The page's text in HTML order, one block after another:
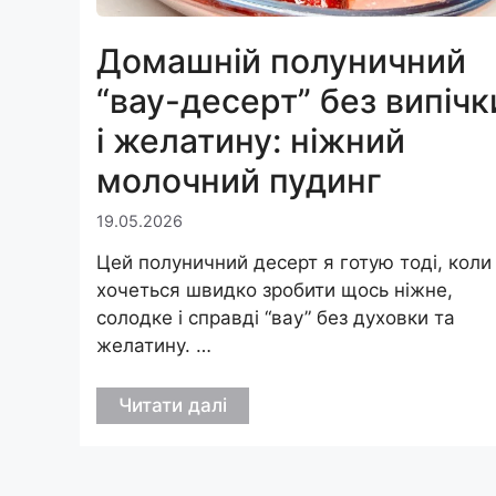
Домашній полуничний
“вау-десерт” без
і желатину: ніжний
молочний пудинг
19.05.2026
Цей полуничний десерт я готую тоді, коли
хочеться швидко зробити щось ніжне,
солодке і справді “вау” без духовки та
желатину. …
Читати далі